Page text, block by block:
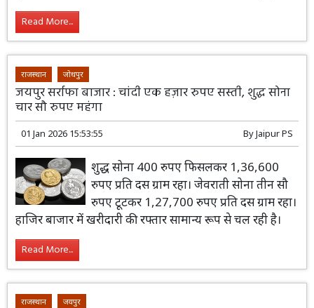
Read More...
राजस्थान जोधपुर
जयपुर सर्राफा बाजार : चांदी एक हज़ार रुपए सस्ती, शुद्ध सोना
चार सौ रुपए महंगा
01 Jan 2026 15:53:55 ByJaipur PS
शुद्ध सोना 400 रुपए फिसलकर 1,36,600
रुपए प्रति दस ग्राम रहा। जेवराती सोना तीन सौ
रुपए टूटकर 1,27,700 रुपए प्रति दस ग्राम रहा।
हाजिर बाजार में खरीदारी की रफ्तार सामान्य रूप से चल रही है।
Read More...
राजस्थान जयपुर